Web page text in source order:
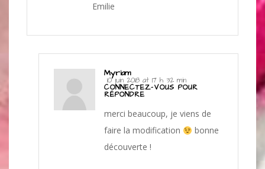
Emilie
Myriam
10 juin 2018 at 17 h 32 min
CONNECTEZ-VOUS POUR
RÉPONDRE
merci beaucoup, je viens de
faire la modification
bonne
découverte !